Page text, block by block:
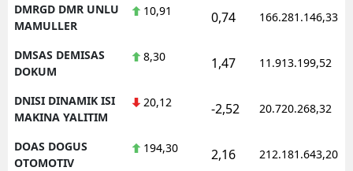
DMRGD DMR UNLU
MAMULLER
10,91 0,74 166.281.146,33
DMSAS DEMISAS
DOKUM
8,30 1,47 11.913.199,52
DNISI DINAMIK ISI
MAKINA YALITIM
20,12 -2,52 20.720.268,32
DOAS DOGUS
OTOMOTIV
194,30 2,16 212.181.643,20